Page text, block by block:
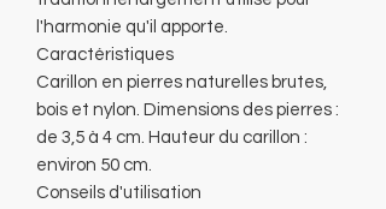
l'harmonie qu'il apporte.
Caractéristiques
Carillon en pierres naturelles brutes,
bois et nylon. Dimensions des pierres :
de 3,5 à 4 cm. Hauteur du carillon :
environ 50 cm.
Conseils d'utilisation